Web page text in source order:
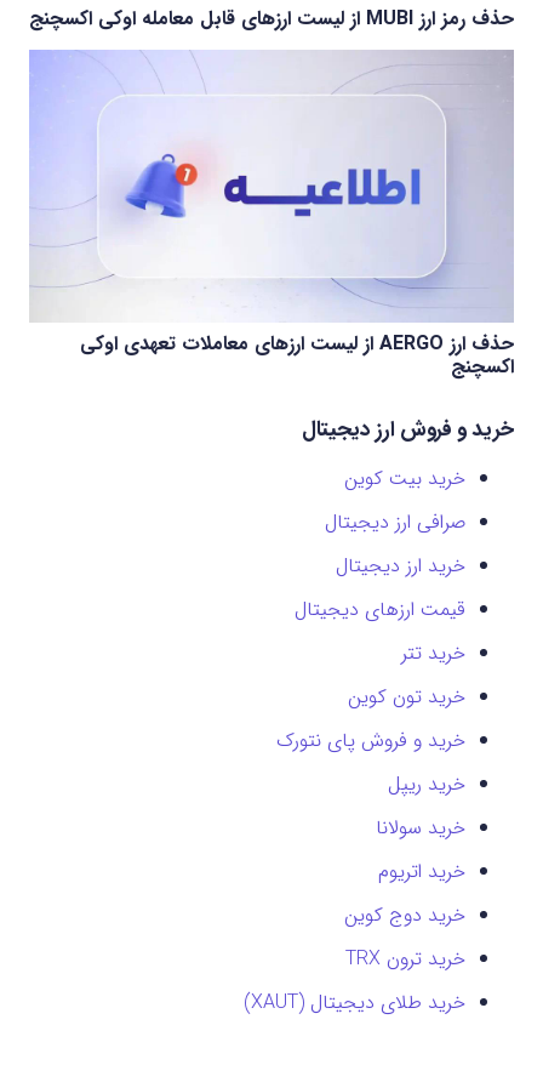
حذف رمز ارز MUBI از لیست ارزهای قابل معامله اوکی اکسچنج
حذف ارز AERGO از لیست ارزهای معاملات تعهدی اوکی
اکسچنج
خرید و فروش ارز دیجیتال
خرید بیت کوین
صرافی ارز دیجیتال
خرید ارز دیجیتال
قیمت ارزهای دیجیتال
خرید تتر
خرید تون کوین
خرید و فروش پای نتورک
خرید ریپل
خرید سولانا
خرید اتریوم
خرید دوج کوین
خرید ترون TRX
خرید طلای دیجیتال (XAUT)